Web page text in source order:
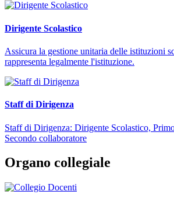
Dirigente Scolastico
Assicura la gestione unitaria delle istituzioni
rappresenta legalmente l'istituzione.
Staff di Dirigenza
Staff di Dirigenza: Dirigente Scolastico,
Secondo collaboratore
Organo collegiale